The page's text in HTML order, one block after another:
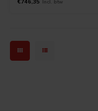
Primer dient als grondering tegen
€746,35 Incl. btw